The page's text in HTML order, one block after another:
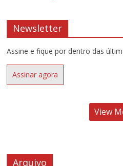
Newsletter
Assine e fique por dentro das
Assinar agora
View
Arquivo